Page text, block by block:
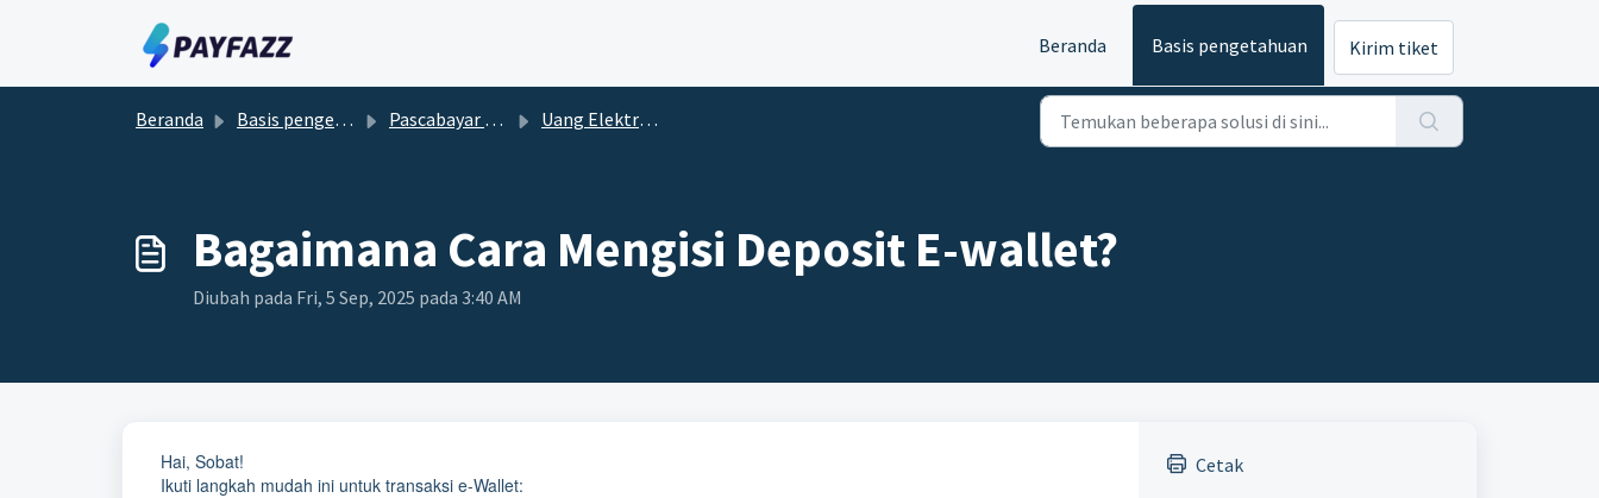
Beranda
Basis pengetahuan Kirim tiket
Beranda Basis pengetahuan Pascabayar dan Prabayar Uang Elektronik
Bagaimana Cara Mengisi Deposit E-wallet?
Diubah pada Fri, 5 Sep, 2025 pada 3:40 AM
Hai, Sobat!
Ikuti langkah mudah ini untuk transaksi e-Wallet:
Cetak